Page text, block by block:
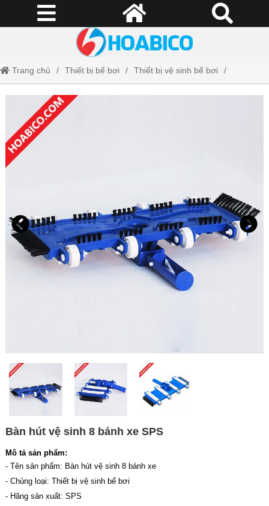
Trang chủ Thiết bị bể bơi Thiết bị vệ sinh bể bơi
Bàn hút vệ sinh 8 bánh xe SPS
Bàn hút vệ sinh 8 bánh xe SPS
Mô tả sản phẩm:
- Tên sản phẩm: Bàn hút vệ sinh 8 bánh xe
- Chủng loại: Thiết bị vệ sinh bể bơi
- Hãng sản xuất: SPS